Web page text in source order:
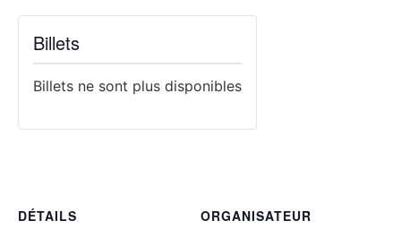
DÉTAILS
ORGANISATEUR
Billets
Billets ne sont plus disponibles